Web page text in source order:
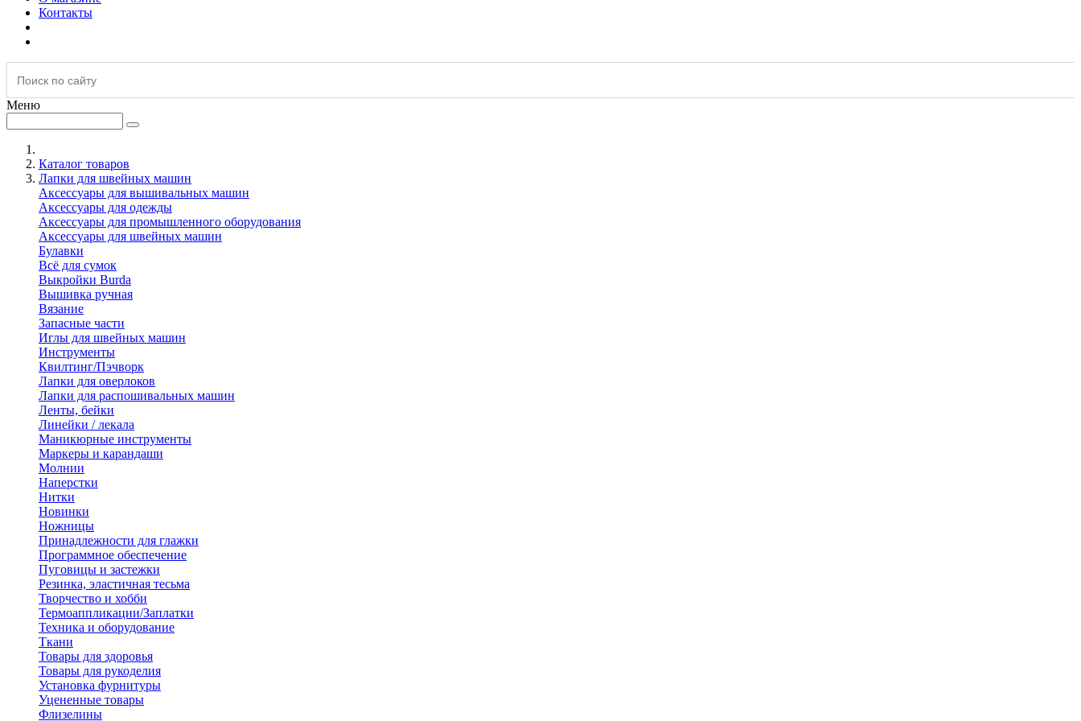
Контакты
Меню
Каталог товаров
Лапки для швейных машин
Аксессуары для вышивальных машин
Аксессуары для одежды
Аксессуары для промышленного оборудования
Аксессуары для швейных машин
Булавки
Всё для сумок
Выкройки Burda
Вышивка ручная
Вязание
Запасные части
Иглы для швейных машин
Инструменты
Квилтинг/Пэчворк
Лапки для оверлоков
Лапки для распошивальных машин
Ленты, бейки
Линейки / лекала
Маникюрные инструменты
Маркеры и карандаши
Молнии
Наперстки
Нитки
Новинки
Ножницы
Принадлежности для глажки
Программное обеспечение
Пуговицы и застежки
Резинка, эластичная тесьма
Творчество и хобби
Термоаппликации/Заплатки
Техника и оборудование
Ткани
Товары для здоровья
Товары для рукоделия
Установка фурнитуры
Уцененные товары
Флизелины